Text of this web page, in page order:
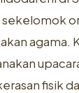
agama.
fisik